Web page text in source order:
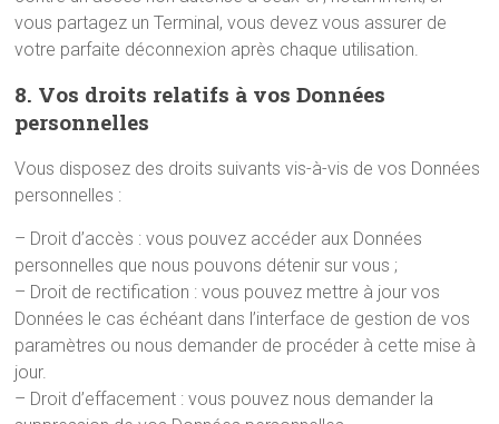
vous partagez un Terminal, vous devez vous assurer de
votre parfaite déconnexion après chaque utilisation.
8. Vos droits relatifs à vos Données
personnelles
Vous disposez des droits suivants vis-à-vis de vos Données
personnelles :
– Droit d’accès : vous pouvez accéder aux Données
personnelles que nous pouvons détenir sur vous ;
– Droit de rectification : vous pouvez mettre à jour vos
Données le cas échéant dans l’interface de gestion de vos
paramètres ou nous demander de procéder à cette mise à
jour.
– Droit d’effacement : vous pouvez nous demander la